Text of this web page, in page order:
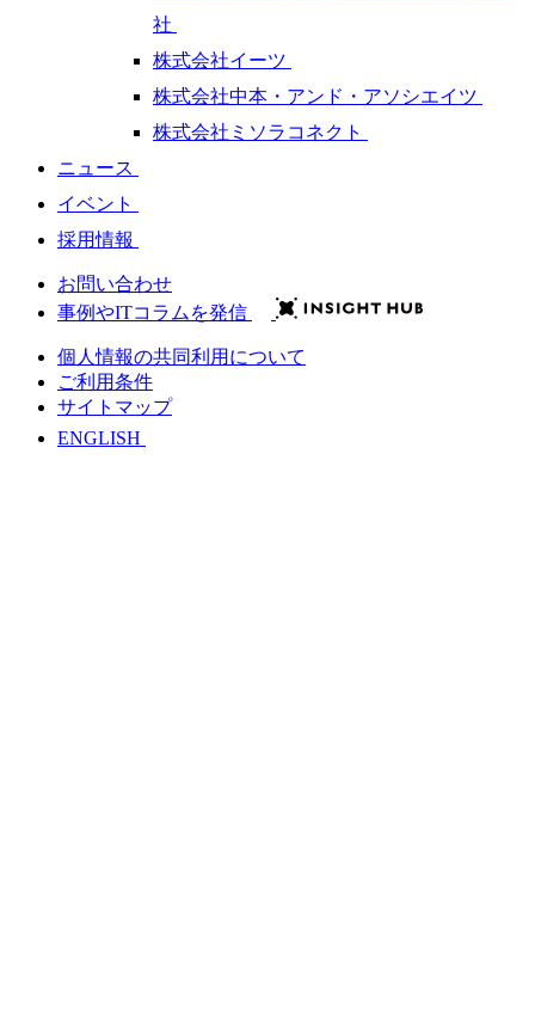
社
株式会社イーツ
株式会社中本・アンド・アソシエイツ
株式会社ミソラコネクト
ニュース
イベント
採用情報
お問い合わせ
事例やITコラムを発信
個人情報の共同利用について
ご利用条件
サイトマップ
ENGLISH